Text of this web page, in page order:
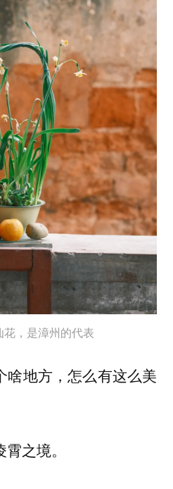
，是漳州的代表
啥地方，怎么有这么美
之境。